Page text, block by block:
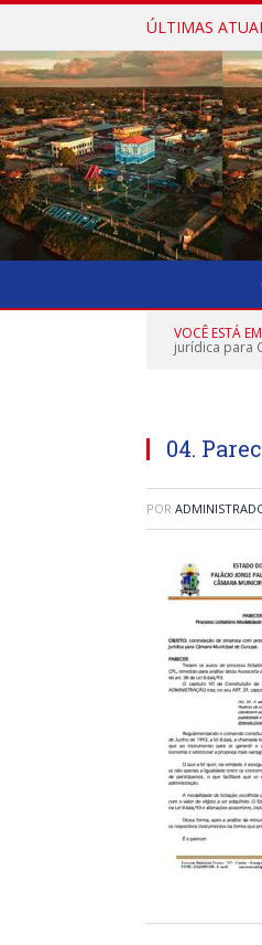
ÚLTIMAS
VOCÊ ESTÁ
jurídica para
04.
POR